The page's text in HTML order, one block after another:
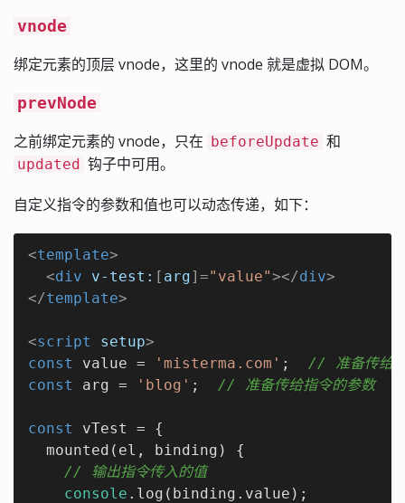
vnode
绑定元素的顶层 vnode，这里的 vnode 就是虚拟 DOM。
prevNode
之前绑定元素的 vnode，只在 beforeUpdate 和
updated 钩子中可用。
自定义指令的参数和值也可以动态传递，如下：
<template>
<div v-test: [ arg]="value"></div>
</template>
<script setup>
const
value = 'misterma.com' ; // 准备传给
const
arg = 'blog' ; // 准备传给指令的参数
const
vTest = {
  mounted(el, binding) {
// 输出指令传入的值
console .log(binding.value);